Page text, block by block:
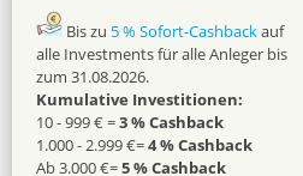
Bis zu 5 % Sofort-Cashbackauf
alle Investments für alle Anleger bis
zum 31.08.2026.
Kumulative Investitionen:
10 - 999 € =3 % Cashback
1.000 - 2.999 €=4 % Cashback
Ab 3.000 €=5 % Cashback